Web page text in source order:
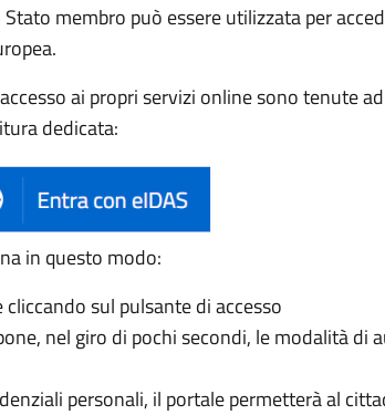
membro può essere utilizzata per
ai propri servizi online sono tenute
dedicata:
in questo modo:
sul pulsante di accesso
nel giro di pochi secondi, le modalità
personali, il portale permetterà al